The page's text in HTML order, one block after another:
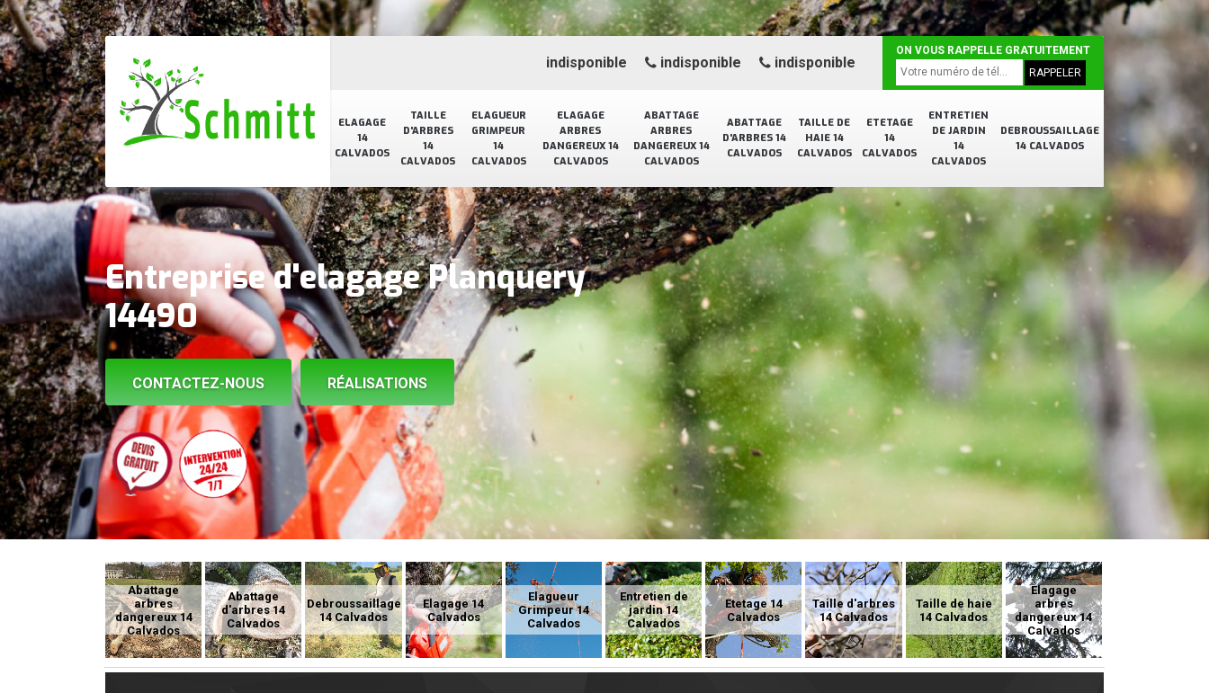
ELAGAGE
14
CALVADOS
TAILLE
D'ARBRES
14
CALVADOS
ELAGUEUR
GRIMPEUR
14
CALVADOS
ELAGAGE
ARBRES
DANGEREUX 14
CALVADOS
ABATTAGE
ARBRES
DANGEREUX 14
CALVADOS
ABATTAGE
D'ARBRES 14
CALVADOS
TAILLE DE
HAIE 14
CALVADOS
ETETAGE
14
CALVADOS
ENTRETIEN
DE JARDIN
14
CALVADOS
DEBROUSSAILLAGE
14 CALVADOS
indisponible indisponible indisponible
ON VOUS RAPPELLE GRATUITEMENT
Entreprise d'elagage Planquery
14490
CONTACTEZ-NOUS RÉALISATIONS
Abattage
arbres
dangereux 14
Calvados
Abattage
d'arbres 14
Calvados
Debroussaillage
14 Calvados
Elagage 14
Calvados
Elagueur
Grimpeur 14
Calvados
Entretien de
jardin 14
Calvados
Etetage 14
Calvados
Taille d'arbres
14 Calvados
Taille de haie
14 Calvados
Elagage
arbres
dangereux 14
Calvados